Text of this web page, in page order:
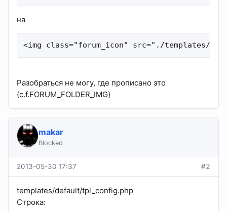
на
<img class="forum_icon" src="./templates/
Разобраться не могу, где прописано это
{c.f.FORUM_FOLDER_IMG}
makar
Blocked
2013-05-30 17:37 #2
templates/default/tpl_config.php
Строка: